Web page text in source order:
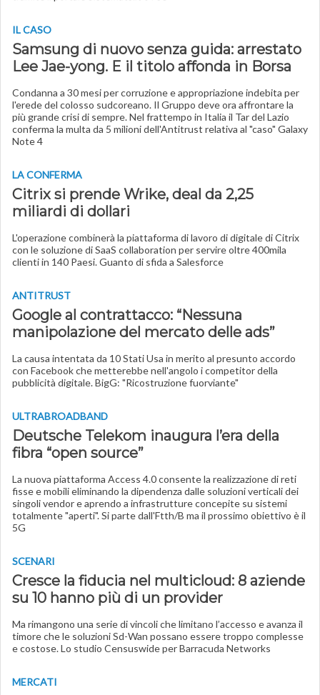
IL CASO
Samsung di nuovo senza guida: arrestato
Lee Jae-yong. E il titolo affonda in Borsa
Condanna a 30 mesi per corruzione e appropriazione indebita per
l'erede del colosso sudcoreano. Il Gruppo deve ora affrontare la
più grande crisi di sempre. Nel frattempo in Italia il Tar del Lazio
conferma la multa da 5 milioni dell'Antitrust relativa al "caso" Galaxy
Note 4
LA CONFERMA
Citrix si prende Wrike, deal da 2,25
miliardi di dollari
L'operazione combinerà la piattaforma di lavoro di digitale di Citrix
con le soluzione di SaaS collaboration per servire oltre 400mila
clienti in 140 Paesi. Guanto di sfida a Salesforce
ANTITRUST
Google al contrattacco: “Nessuna
manipolazione del mercato delle ads”
La causa intentata da 10 Stati Usa in merito al presunto accordo
con Facebook che metterebbe nell'angolo i competitor della
pubblicità digitale. BigG: "Ricostruzione fuorviante"
ULTRABROADBAND
Deutsche Telekom inaugura l’era della
fibra “open source”
La nuova piattaforma Access 4.0 consente la realizzazione di reti
fisse e mobili eliminando la dipendenza dalle soluzioni verticali dei
singoli vendor e aprendo a infrastrutture concepite su sistemi
totalmente "aperti". Si parte dall'Ftth/B ma il prossimo obiettivo è il
5G
SCENARI
Cresce la fiducia nel multicloud: 8 aziende
su 10 hanno più di un provider
Ma rimangono una serie di vincoli che limitano l’accesso e avanza il
timore che le soluzioni Sd-Wan possano essere troppo complesse
e costose. Lo studio Censuswide per Barracuda Networks
MERCATI